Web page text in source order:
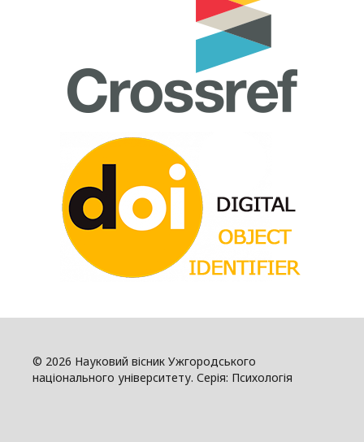
© 2026 Науковий вісник Ужгородського
національного університету. Серія: Психологія